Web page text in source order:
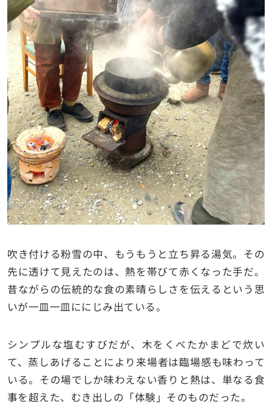
吹き付ける粉雪の中、もうもうと立ち昇る湯気。その
先に透けて見えたのは、熱を帯びて赤くなった手だ。
昔ながらの伝統的な食の素晴らしさを伝えるという思
いが一皿一皿ににじみ出ている。
シンプルな塩むすびだが、木をくべたかまどで炊い
て、蒸しあげることにより来場者は臨場感も味わって
いる。その場でしか味わえない香りと熱は、単なる食
事を超えた、むき出しの「体験」そのものだった。